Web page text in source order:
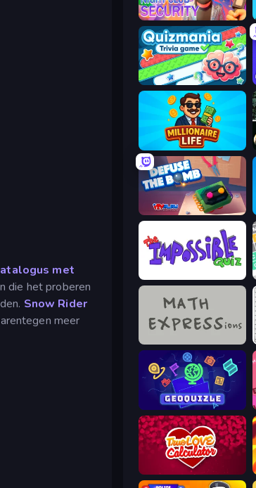
met
die het proberen
Snow Rider
meer
Night Club Security
Quizmania: Trivia Game
Millionaire Life
Defuse the Bomb 3D
GeoQuizle
Love Calculator